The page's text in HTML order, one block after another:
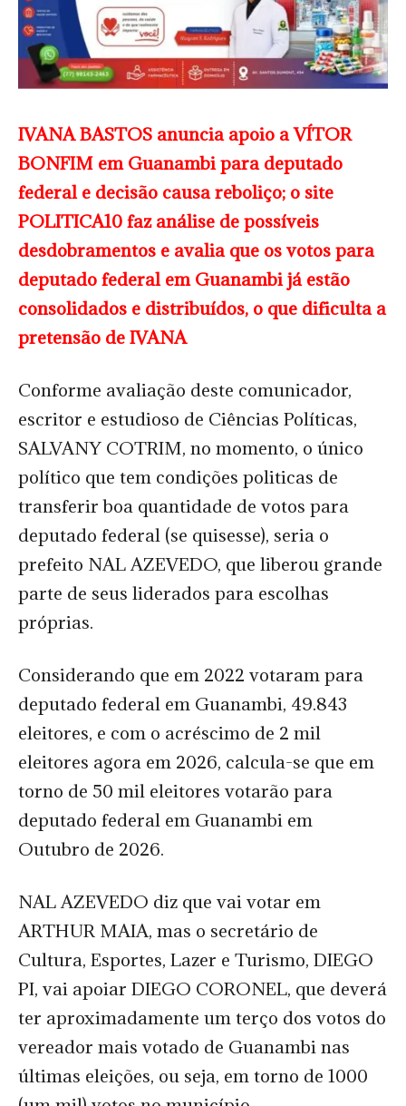
IVANA BASTOS anuncia apoio a VÍTOR
BONFIM em Guanambi para deputado
federal e decisão causa reboliço; o site
POLITICA10 faz análise de possíveis
desdobramentos e avalia que os votos para
deputado federal em Guanambi já estão
consolidados e distribuídos, o que dificulta a
pretensão de IVANA
Conforme avaliação deste comunicador,
escritor e estudioso de Ciências Políticas,
SALVANY COTRIM, no momento, o único
político que tem condições politicas de
transferir boa quantidade de votos para
deputado federal (se quisesse), seria o
prefeito NAL AZEVEDO, que liberou grande
parte de seus liderados para escolhas
próprias.
Considerando que em 2022 votaram para
deputado federal em Guanambi, 49.843
eleitores, e com o acréscimo de 2 mil
eleitores agora em 2026, calcula-se que em
torno de 50 mil eleitores votarão para
deputado federal em Guanambi em
Outubro de 2026.
NAL AZEVEDO diz que vai votar em
ARTHUR MAIA, mas o secretário de
Cultura, Esportes, Lazer e Turismo, DIEGO
PI, vai apoiar DIEGO CORONEL, que deverá
ter aproximadamente um terço dos votos do
vereador mais votado de Guanambi nas
últimas eleições, ou seja, em torno de 1000